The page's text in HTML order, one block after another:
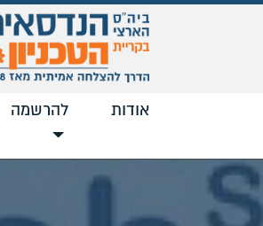
אודות להרשמה